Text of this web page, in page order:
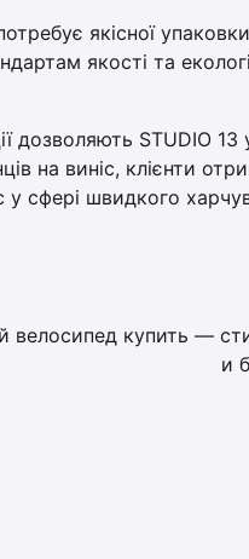
якісної
якості та
дозволяють STUDIO 13
на виніс, клієнти
у сфері швидкого
велосипед купить —
и